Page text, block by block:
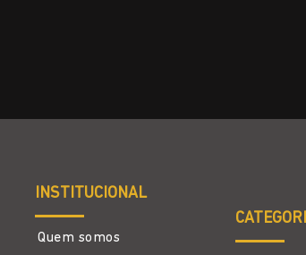
INSTITUCIONAL
Quem somos